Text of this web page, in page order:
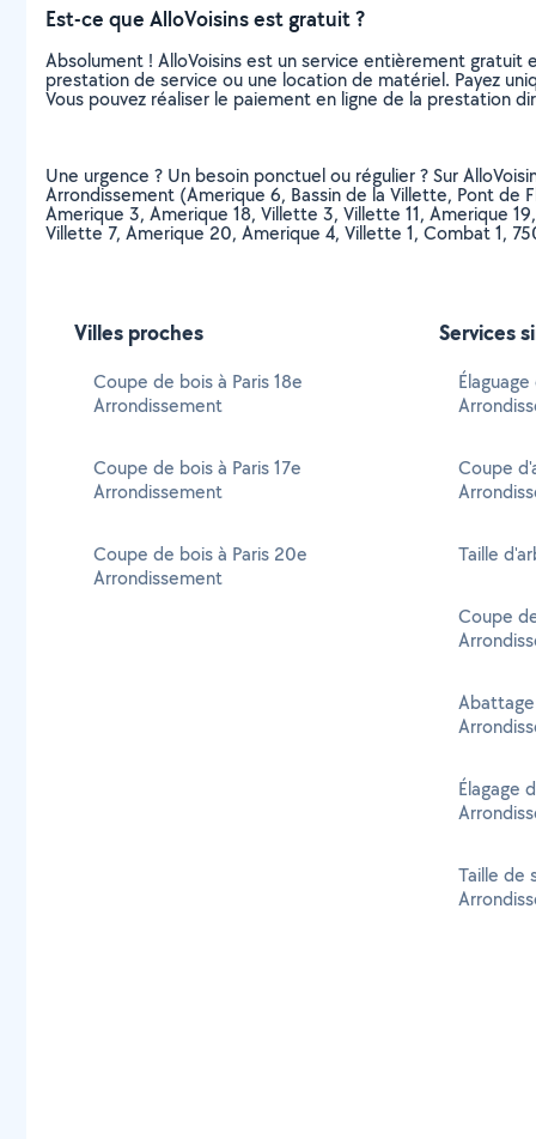
Est-ce que AlloVoisins est gratuit ?
Absolument ! AlloVoisins est un service entièrement gratuit
prestation de service ou une location de matériel. Payez
Vous pouvez réaliser le paiement en ligne de la prestation
Une urgence ? Un besoin ponctuel ou régulier ? Sur
Arrondissement (Amerique 6, Bassin de la Villette, Pont de
Amerique 3, Amerique 18, Villette 3, Villette 11, Amerique
Villette 7, Amerique 20, Amerique 4, Villette 1, Combat 1,
Villes proches
Coupe de bois à Paris 18e
Arrondissement
Coupe de bois à Paris 17e
Arrondissement
Coupe de bois à Paris 20e
Arrondissement
Services
Coupe
Taille
Coupe
Abattage
Élagage
Taille de